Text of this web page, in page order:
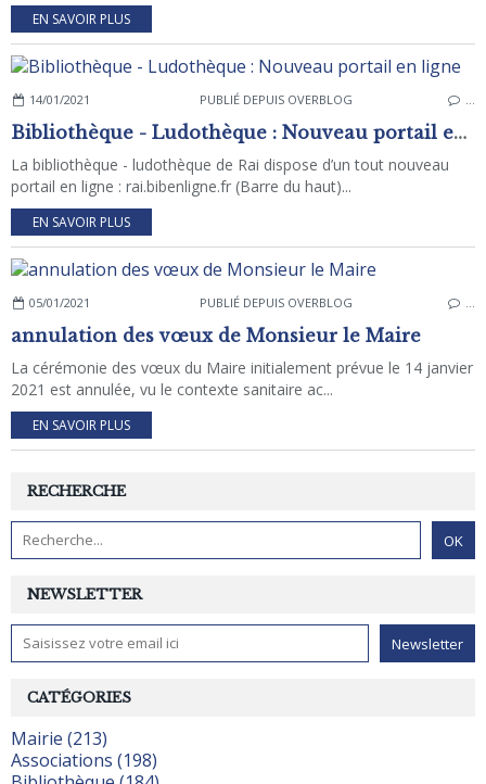
EN SAVOIR PLUS
14/01/2021 PUBLIÉ DEPUIS OVERBLOG …
Bibliothèque - Ludothèque : Nouveau portail en ligne
La bibliothèque - ludothèque de Rai dispose d’un tout nouveau
portail en ligne : rai.bibenligne.fr (Barre du haut)...
EN SAVOIR PLUS
05/01/2021 PUBLIÉ DEPUIS OVERBLOG …
annulation des vœux de Monsieur le Maire
La cérémonie des vœux du Maire initialement prévue le 14 janvier
2021 est annulée, vu le contexte sanitaire ac...
EN SAVOIR PLUS
NEWSLETTER
RECHERCHE
CATÉGORIES
Mairie (213)
Associations (198)